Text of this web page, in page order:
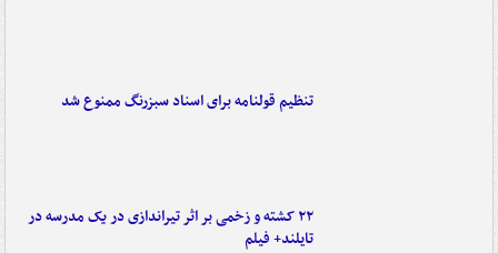
تنظیم قولنامه برای اسناد سبزرنگ ممنوع شد
۲۲ کشته و زخمی بر اثر تیراندازی در یک مدرسه در
تایلند+ فیلم